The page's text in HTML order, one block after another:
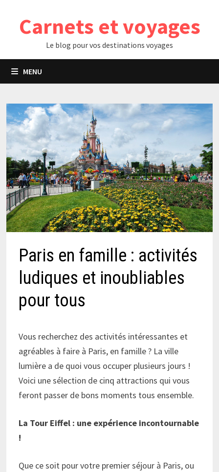
contenuCarnets et voyages
Le blog pour vos destinations voyages
MENU
Paris en famille : activités
ludiques et inoubliables
pour tous
Vous recherchez des activités intéressantes et
agréables à faire à Paris, en famille ? La ville
lumière a de quoi vous occuper plusieurs jours !
Voici une sélection de cinq attractions qui vous
feront passer de bons moments tous ensemble.
La Tour Eiffel : une expérience incontournable
!
Que ce soit pour votre premier séjour à Paris, ou